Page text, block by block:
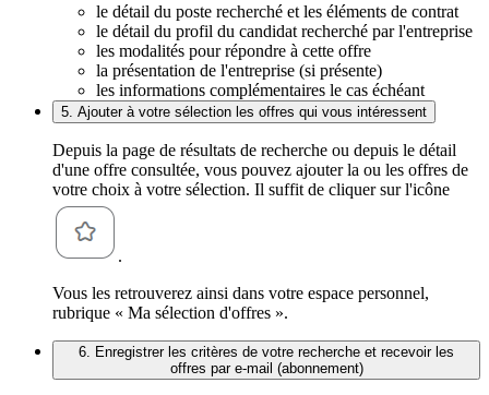
le détail du poste recherché et les éléments de contrat
le détail du profil du candidat recherché par l'entreprise
les modalités pour répondre à cette offre
la présentation de l'entreprise (si présente)
les informations complémentaires le cas échéant
5. Ajouter à votre sélection les offres qui vous intéressent
Depuis la page de résultats de recherche ou depuis le détail
d'une offre consultée, vous pouvez ajouter la ou les offres de
votre choix à votre sélection. Il suffit de cliquer sur l'icône
.
Vous les retrouverez ainsi dans votre espace personnel,
rubrique « Ma sélection d'offres ».
6. Enregistrer les critères de votre recherche et recevoir les
offres par e-mail (abonnement)